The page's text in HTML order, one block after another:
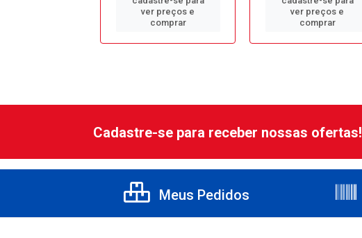
ver preços e
comprar
ver preços e
comprar
Cadastre-se para receber nossas ofertas!
Meus Pedidos